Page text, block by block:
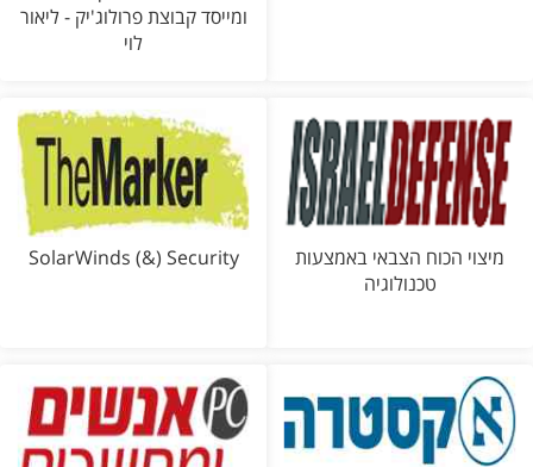
ומייסד קבוצת פרולוג'יק - ליאור
לוי
מיצוי הכוח הצבאי באמצעות
טכנולוגיה
SolarWinds (&) Security